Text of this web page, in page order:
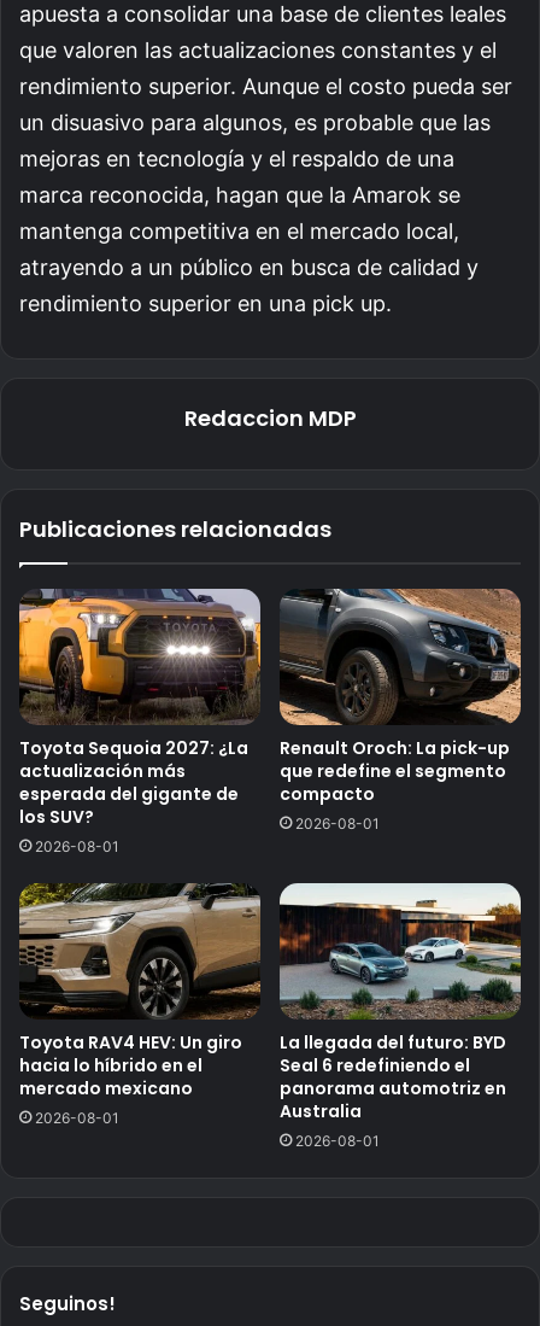
apuesta a consolidar una base de clientes leales
que valoren las actualizaciones constantes y el
rendimiento superior. Aunque el costo pueda ser
un disuasivo para algunos, es probable que las
mejoras en tecnología y el respaldo de una
marca reconocida, hagan que la Amarok se
mantenga competitiva en el mercado local,
atrayendo a un público en busca de calidad y
rendimiento superior en una pick up.
Redaccion MDP
Publicaciones relacionadas
Toyota Sequoia 2027: ¿La
actualización más
esperada del gigante de
los SUV?
2026-08-01
Renault Oroch: La pick-up
que redefine el segmento
compacto
2026-08-01
Toyota RAV4 HEV: Un giro
hacia lo híbrido en el
mercado mexicano
2026-08-01
La llegada del futuro: BYD
Seal 6 redefiniendo el
panorama automotriz en
Australia
2026-08-01
Seguinos!